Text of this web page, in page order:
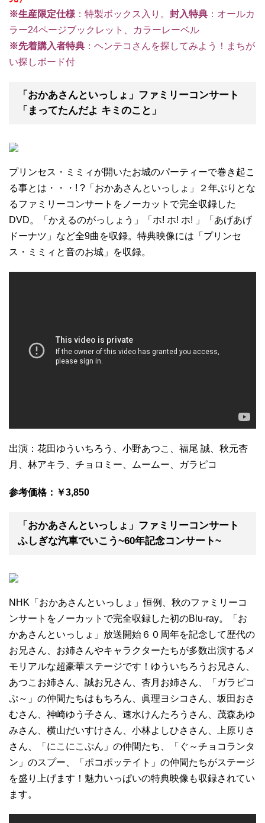
※生産限定仕様 ：特製ボックス入り。 封入特典 ：オールカ
ラー24ページブックレット、カラーレーベル
※先着購入者特典 ：ヘンテコさんを探してみよう！まちが
い探しボード付
「おかあさんといっしょ」ファミリーコンサート
「まってたんだよ キミのこと」
プリンセス・ミミィが開いたお城のパーティーで巻き起こ
る事とは・・・! ?「おかあさんといっしょ」２年ぶりとな
るファミリーコンサートをノーカットで完全収録した
DVD。「かえるのがっしょう」「ホ! ホ! ホ! 」「あげあげ
ドーナツ」など全9曲を収録。特典映像には「プリンセ
ス・ミミィと音のお城」を収録。
出演：花田ゆういちろう、小野あつこ、福尾 誠、秋元杏
月、林アキラ、チョロミー、ムームー、ガラピコ
参考価格：￥3,850
「おかあさんといっしょ」ファミリーコンサート
ふしぎな汽車でいこう~60年記念コンサート~
NHK「おかあさんといっしょ」恒例、秋のファミリーコ
ンサートをノーカットで完全収録した初のBlu-ray。「お
かあさんといっしょ」放送開始６０周年を記念して歴代の
お兄さん、お姉さんやキャラクターたちが多数出演するメ
モリアルな超豪華ステージです！ゆういちろうお兄さん、
あつこお姉さん、誠お兄さん、杏月お姉さん、「ガラピコ
ぷ～」の仲間たちはもちろん、眞理ヨシコさん、坂田おさ
むさん、神崎ゆう子さん、速水けんたろうさん、茂森あゆ
みさん、横山だいすけさん、小林よしひささん、上原りさ
さん、「にこにこぷん」の仲間たち、「ぐ～チョコランタ
ン」のスプー、「ポコポッテイト」の仲間たちがステージ
を盛り上げます！魅力いっぱいの特典映像も収録されてい
ます。